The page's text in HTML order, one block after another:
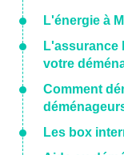
L'énergie à
L'assurance
votre
Comment
Les box